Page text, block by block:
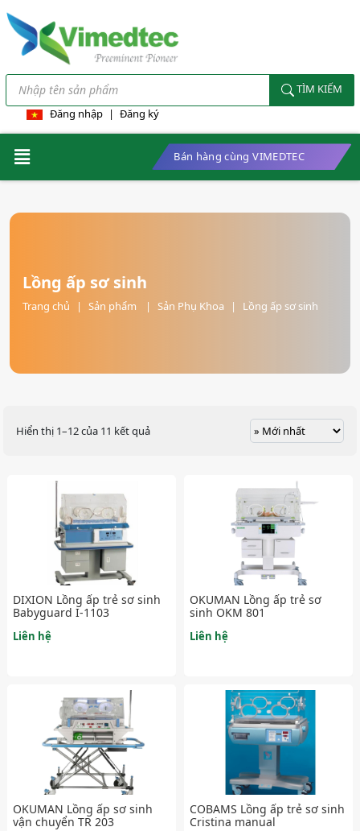
TÌM KIẾM
Đăng nhập | Đăng ký
Bán hàng cùng VIMEDTEC
Lồng ấp sơ sinh
Trang chủ | Sản phẩm | Sản Phụ Khoa | Lồng ấp sơ sinh
Hiển thị 1–12 của 11 kết quả
DIXION Lồng ấp trẻ sơ sinh
Babyguard I-1103
Liên hệ
OKUMAN Lồng ấp trẻ sơ
sinh OKM 801
Liên hệ
OKUMAN Lồng ấp sơ sinh
vận chuyển TR 203
COBAMS Lồng ấp trẻ sơ sinh
Cristina manual